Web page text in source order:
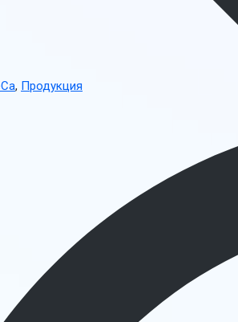
, Продукция